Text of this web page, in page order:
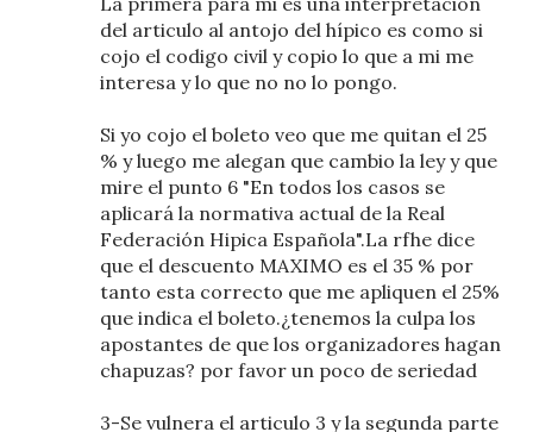
del articulo al antojo del hípico es como si
cojo el codigo civil y copio lo que a mi me
interesa y lo que no no lo pongo.
Si yo cojo el boleto veo que me quitan el 25
% y luego me alegan que cambio la ley y que
mire el punto 6 "En todos los casos se
aplicará la normativa actual de la Real
Federación Hipica Española".La rfhe dice
que el descuento MAXIMO es el 35 % por
tanto esta correcto que me apliquen el 25%
que indica el boleto.¿tenemos la culpa los
apostantes de que los organizadores hagan
chapuzas? por favor un poco de seriedad
3-Se vulnera el articulo 3 y la segunda parte